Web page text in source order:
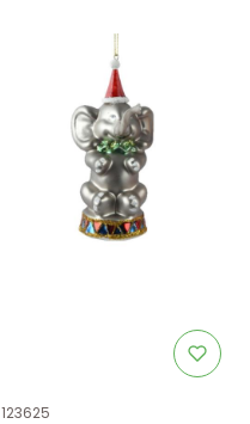
Kod produktu
123625